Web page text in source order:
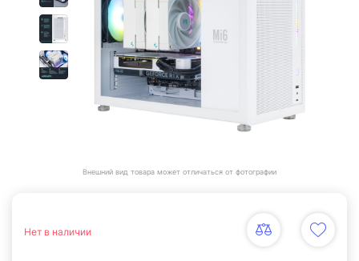
Внешний вид товара может отличаться от фотографии
Нет в наличии